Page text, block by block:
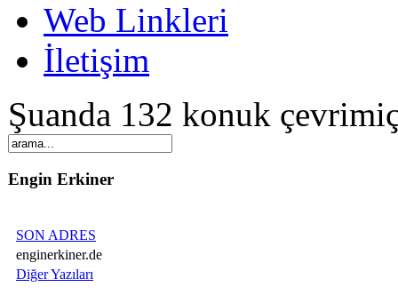
Web Linkleri
İletişim
Şuanda 132 konuk
Engin Erkiner
SON ADRES
enginerkiner.de
Diğer Yazıları